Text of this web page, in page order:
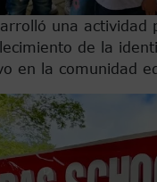
una actividad
de la
en la comunidad